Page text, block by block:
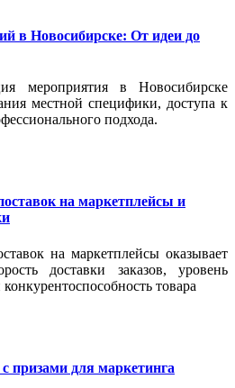
в Новосибирске: От идеи до
мероприятия в Новосибирске
местной специфики, доступа к
подхода.
на маркетплейсы и
на маркетплейсы оказывает
доставки заказов, уровень
товара
призами для маркетинга